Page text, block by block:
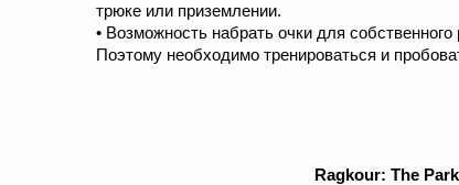
трюке или приземлении.
• Возможность набрать очки для
Поэтому необходимо тренироваться и
Ragkour: The